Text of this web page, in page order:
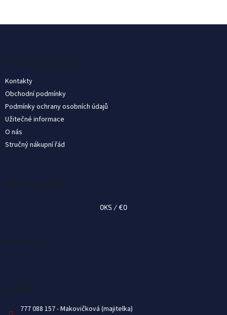
Informace pro vás
Kontakty
Obchodní podmínky
Podmínky ochrany osobních údajů
Užitečné informace
O nás
Stručný nákupní řád
Nákupný košík
0KS /€0
Facebook
Kontakt
777 088 157